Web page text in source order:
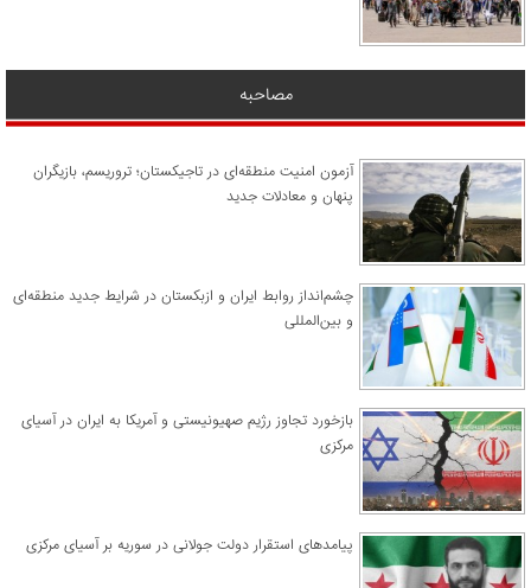
مصاحبه
آزمون امنیت منطقه‌ای در تاجیکستان؛ تروریسم، بازیگران
پنهان و معادلات جدید
چشم‌انداز روابط ایران و ازبکستان در شرایط جدید منطقه‌ای
و بین‌المللی
​بازخورد تجاوز رژیم صهیونیستی و آمریکا به ایران در آسیای
مرکزی
پیامدهای استقرار دولت جولانی در سوریه بر آسیای مرکزی